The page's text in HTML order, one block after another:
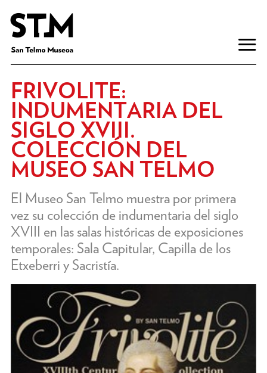
FRIVOLITE:
INDUMENTARIA DEL
SIGLO XVIII.
COLECCIÓN DEL
MUSEO SAN TELMO
El Museo San Telmo muestra por primera
vez su colección de indumentaria del siglo
XVIII en las salas históricas de exposiciones
temporales: Sala Capitular, Capilla de los
Etxeberri y Sacristía.